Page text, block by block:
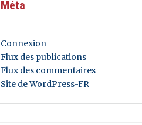
Méta
Connexion
Flux des publications
Flux des commentaires
Site de WordPress-FR